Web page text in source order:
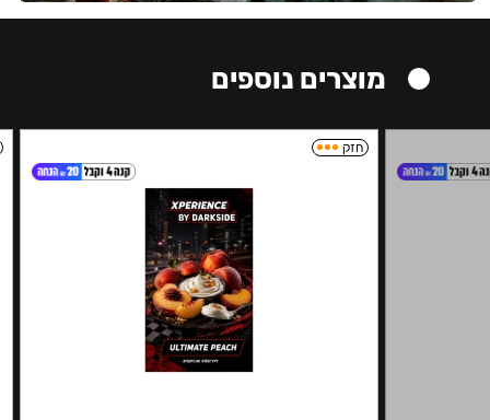
מוצרים נוספים
חזק